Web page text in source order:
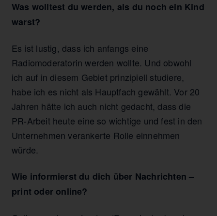
Was wolltest du werden, als du noch ein Kind
warst?
Es ist lustig, dass ich anfangs eine
Radiomoderatorin werden wollte. Und obwohl
ich auf in diesem Gebiet prinzipiell studiere,
habe ich es nicht als Hauptfach gewählt. Vor 20
Jahren hätte ich auch nicht gedacht, dass die
PR-Arbeit heute eine so wichtige und fest in den
Unternehmen verankerte Rolle einnehmen
würde.
Wie informierst du dich über Nachrichten –
print oder online?